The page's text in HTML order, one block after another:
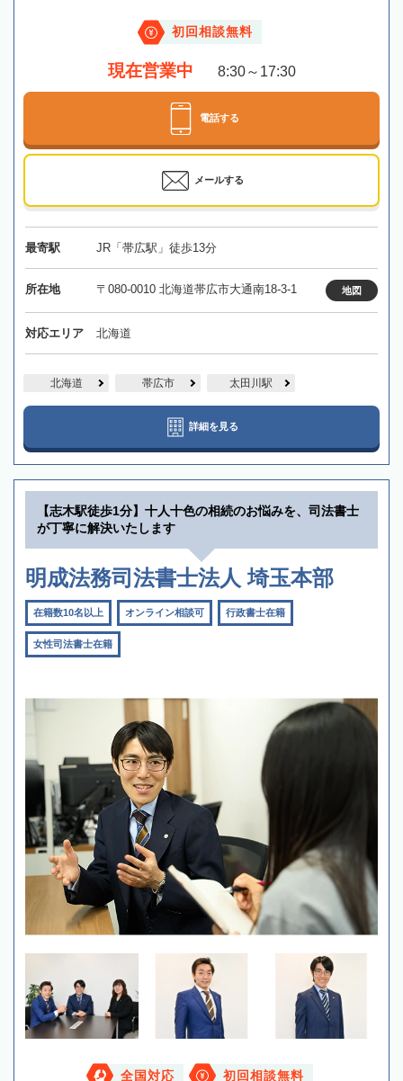
初回相談無料
現在営業中 8:30～17:30
電話する
メールする
最寄駅 JR「帯広駅」徒歩13分
所在地 〒080-0010 北海道帯広市大通南18-3-1 地図
対応エリア 北海道
北海道 帯広市 太田川駅
詳細を見る
【志木駅徒歩1分】十人十色の相続のお悩みを、司法書士
が丁寧に解決いたします
明成法務司法書士法人 埼玉本部
在籍数10名以上 オンライン相談可 行政書士在籍
女性司法書士在籍
全国対応 初回相談無料